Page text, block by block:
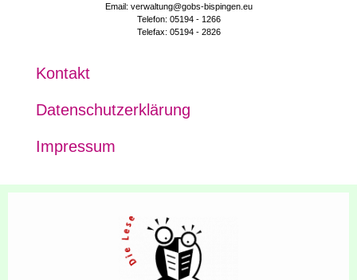
Email: verwaltung@gobs-bispingen.eu
Telefon: 05194 - 1266
Telefax: 05194 - 2826
Kon­takt
Daten­schutz­er­klä­rung
Impres­sum